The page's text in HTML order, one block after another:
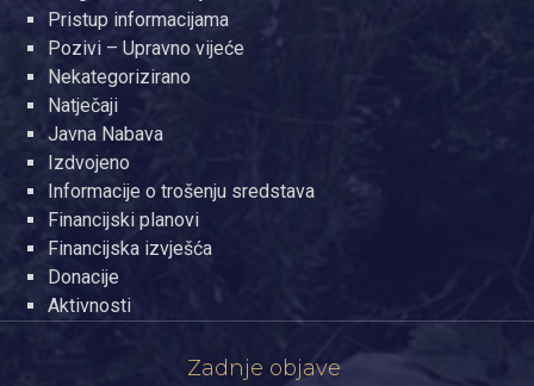
Pristup informacijama
Pozivi – Upravno vijeće
Nekategorizirano
Natječaji
Javna Nabava
Izdvojeno
Informacije o trošenju sredstava
Financijski planovi
Financijska izvješća
Donacije
Aktivnosti
Zadnje objave